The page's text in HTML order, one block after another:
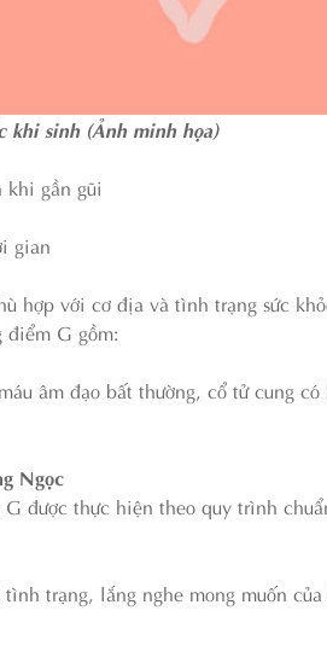
khi sinh (Ảnh minh họa)
khi gần gũi
gian
hợp với cơ địa và tình trạng sức
điểm G gồm:
âm đạo bất thường, cổ tử cung
Ngọc
được thực hiện theo quy trình
trạng, lắng nghe mong muốn